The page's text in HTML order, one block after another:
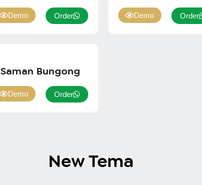
Demo Order Demo Order
Saman Bungong
Demo Order
New Tema